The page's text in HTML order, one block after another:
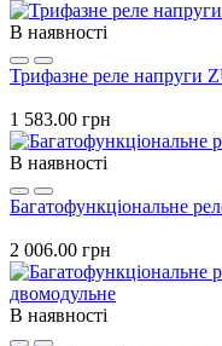
В наявності
Трифазне реле напруги
1 583.00 грн
В наявності
Багатофункціональне
2 006.00 грн
В наявності